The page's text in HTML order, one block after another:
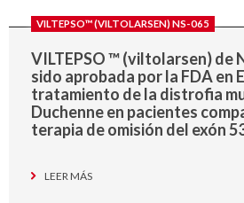
VILTEPSO™ (VILTOLARSEN) NS-065
VILTEPSO ™ (viltolarsen) de
sido aprobada por la FDA en
tratamiento de la distrofia
Duchenne en pacientes
terapia de omisión del exón
LEER MÁS